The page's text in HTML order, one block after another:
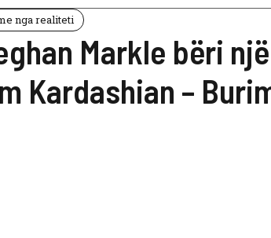
nga realiteti
Markle bëri një
Kardashian –